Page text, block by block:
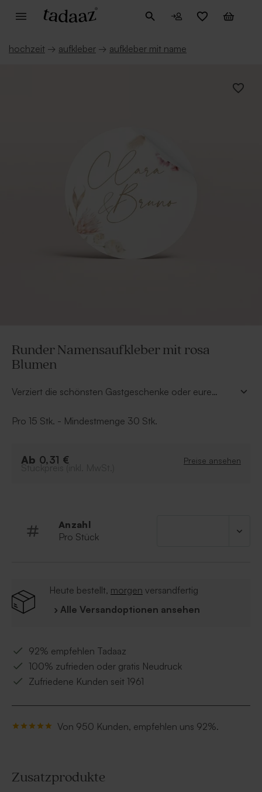
hochzeit → aufkleber → aufkleber mit name
Runder Namensaufkleber mit rosa
Blumen
Verziert die schönsten Gastgeschenke oder eure
rosa Blumen (3,7 cm). Klebt ihn auf Duftstäbchen,
Hochzeitskarten für einen harmonischen Look.
Pro 15 Stk. - Mindestmenge 30 Stk.
Ab 0,31 € Preise ansehen
Anzahl
Pro Stück
Heute bestellt, morgen versandfertig
› Alle Versandoptionen ansehen
92% empfehlen Tadaaz
100% zufrieden oder gratis Neudruck
Zufriedene Kunden seit 1961
Von 950 Kunden, empfehlen uns 92%.
Zusatzprodukte